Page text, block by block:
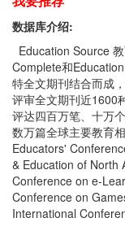
数据库介绍:
Education Source
Complete和
特全文期刊结合而成
评审全文期刊近1600
评达四百万笔、十万
数万篇全球主要教育
Educators'
& Education of North
Conference on e-
Conference on
International